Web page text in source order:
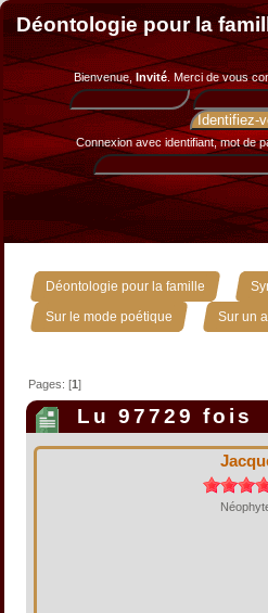
Déontologie pour la
Bienvenue, Invité. Merci devous
Connexion avec identifiant, mot de
Déontologie pour la famille »
Sur le mode poétique » Sur un
Pages: [1]
Lu 97729 fois